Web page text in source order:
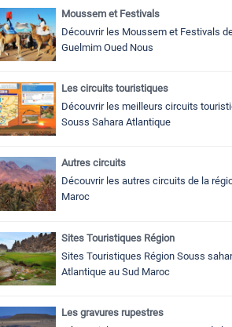
Moussem et Festivals
Découvrir les Moussem et Festivals
Guelmim Oued Nous
Les circuits touristiques
Découvrir les meilleurs circuits
Souss Sahara Atlantique
Autres circuits
Découvrir les autres circuits de la
Maroc
Sites Touristiques Région
Sites Touristiques Région Souss
Atlantique au Sud Maroc
Les gravures rupestres